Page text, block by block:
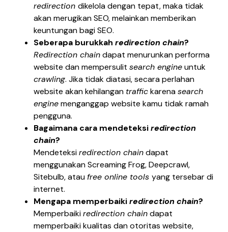
redirection dikelola dengan tepat, maka tidak
akan merugikan SEO, melainkan memberikan
keuntungan bagi SEO.
Seberapa burukkah redirection chain?
Redirection chaindapat menurunkan performa
website dan mempersulit search engineuntuk
crawling. Jika tidak diatasi, secara perlahan
website akan kehilangan traffickarenasearch
enginemenganggap website kamu tidak ramah
pengguna.
Bagaimana cara mendeteksiredirection
chain?
Mendeteksiredirection chaindapat
menggunakan Screaming Frog, Deepcrawl,
Sitebulb, atau free online tools yang tersebar di
internet.
Mengapa memperbaikiredirection chain?
Memperbaikiredirection chaindapat
memperbaiki kualitas dan otoritas website,